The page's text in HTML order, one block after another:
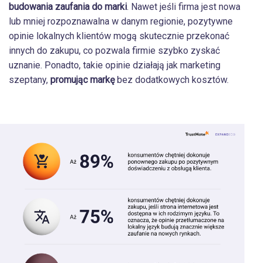
budowania zaufania do marki. Nawet jeśli firma jest nowa
lub mniej rozpoznawalna w danym regionie, pozytywne
opinie lokalnych klientów mogą skutecznie przekonać
innych do zakupu, co pozwala firmie szybko zyskać
uznanie. Ponadto, takie opinie działają jak marketing
szeptany, promując markębez dodatkowych kosztów.